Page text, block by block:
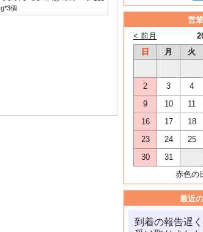
g*3個
営
< 前月
日
月 火
2
3 4
9
10 11
16
17 18
23
24 25
30
31
赤色の
最近
到着の報告遅